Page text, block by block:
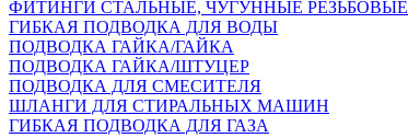
ФИТИНГИ СТАЛЬНЫЕ, ЧУГУННЫЕ РЕЗЬБОВЫЕ
ГИБКАЯ ПОДВОДКА ДЛЯ ВОДЫ
ПОДВОДКА ГАЙКА/ГАЙКА
ПОДВОДКА ГАЙКА/ШТУЦЕР
ПОДВОДКА ДЛЯ СМЕСИТЕЛЯ
ШЛАНГИ ДЛЯ СТИРАЛЬНЫХ МАШИН
ГИБКАЯ ПОДВОДКА ДЛЯ ГАЗА